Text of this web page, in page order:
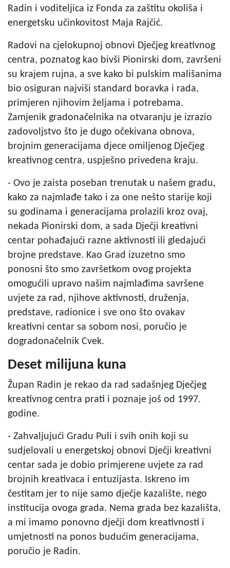
Radin i voditeljica iz Fonda za zaštitu okoliša i
energetsku učinkovitost Maja Rajčić.
Radovi na cjelokupnoj obnovi Dječjeg kreativnog
centra, poznatog kao bivši Pionirski dom, završeni
su krajem rujna, a sve kako bi pulskim mališanima
bio osiguran najviši standard boravka i rada,
primjeren njihovim željama i potrebama.
Zamjenik gradonačelnika na otvaranju je izrazio
zadovoljstvo što je dugo očekivana obnova,
brojnim generacijama djece omiljenog Dječjeg
kreativnog centra, uspješno privedena kraju.
- Ovo je zaista poseban trenutak u našem gradu,
kako za najmlađe tako i za one nešto starije koji
su godinama i generacijama prolazili kroz ovaj,
nekada Pionirski dom, a sada Dječji kreativni
centar pohađajući razne aktivnosti ili gledajući
brojne predstave. Kao Grad izuzetno smo
ponosni što smo završetkom ovog projekta
omogućili upravo našim najmlađima savršene
uvjete za rad, njihove aktivnosti, druženja,
predstave, radionice i sve ono što ovakav
kreativni centar sa sobom nosi, poručio je
dogradonačelnik Cvek.
Deset milijuna kuna
Župan Radin je rekao da rad sadašnjeg Dječjeg
kreativnog centra prati i poznaje još od 1997.
godine.
- Zahvaljujući Gradu Puli i svih onih koji su
sudjelovali u energetskoj obnovi Dječji kreativni
centar sada je dobio primjerene uvjete za rad
brojnih kreativaca i entuzijasta. Iskreno im
čestitam jer to nije samo dječje kazalište, nego
institucija ovoga grada. Nema grada bez kazališta,
a mi imamo ponovno dječji dom kreativnosti i
umjetnosti na ponos budućim generacijama,
poručio je Radin.